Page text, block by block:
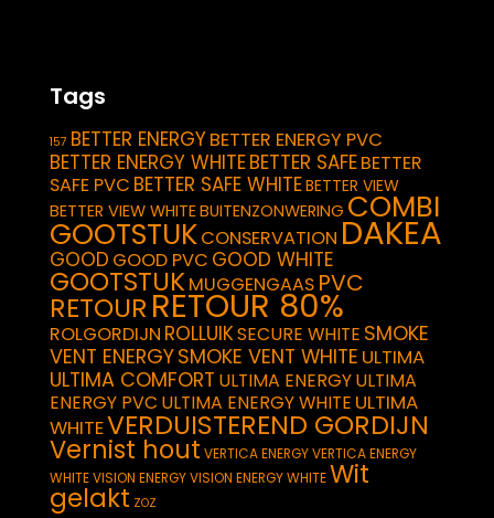
Tags
157 BETTER ENERGYBETTER ENERGY PVC
BETTER ENERGY WHITEBETTER SAFEBETTER
SAFE PVC BETTER SAFE WHITEBETTER VIEW
BETTER VIEW WHITEBUITENZONWERING COMBI
GOOTSTUKCONSERVATION DAKEA
GOOD GOOD PVC GOOD WHITE
GOOTSTUKMUGGENGAAS PVC
RETOUR RETOUR 80%
ROLGORDIJN ROLLUIKSECURE WHITE SMOKE
VENT ENERGYSMOKE VENT WHITE ULTIMA
ULTIMA COMFORT ULTIMA ENERGYULTIMA
ENERGY PVC ULTIMA ENERGY WHITE ULTIMA
WHITEVERDUISTEREND GORDIJN
Vernist hout VERTICA ENERGYVERTICA ENERGY
WHITEVISION ENERGYVISION ENERGY WHITEWit
gelakt ZOZ